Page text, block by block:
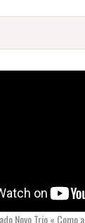
Novo Trio « Como